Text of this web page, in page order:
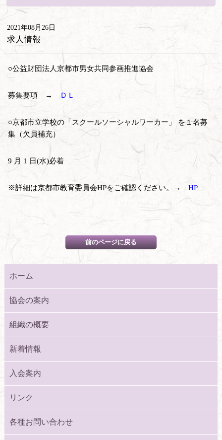
2021年08月26日
求人情報
○公益財団法人京都市男女共同参画推進協会
募集要項 → ＤＬ
○京都市立学校の「スクールソーシャルワーカー」 を１名募
集（欠員補充）
9 月 1 日(水)必着
※詳細は京都市教育委員会HPをご確認ください。→ HP
ホーム
協会の案内
組織の概要
新着情報
入会案内
リンク
各種お問い合わせ